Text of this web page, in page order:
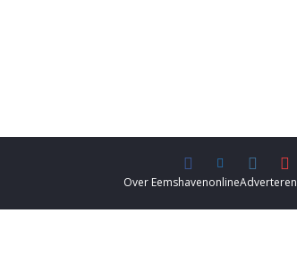
Over EemshavenonlineAdverteren